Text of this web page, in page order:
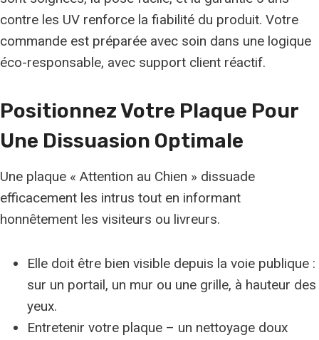
contre les UV renforce la fiabilité du produit. Votre
commande est préparée avec soin dans une logique
éco-responsable, avec support client réactif.
Positionnez Votre Plaque Pour
Une Dissuasion Optimale
Une plaque « Attention au Chien » dissuade
efficacement les intrus tout en informant
honnêtement les visiteurs ou livreurs.
Elle doit être bien visible depuis la voie publique :
sur un portail, un mur ou une grille, à hauteur des
yeux.
Entretenir votre plaque – un nettoyage doux